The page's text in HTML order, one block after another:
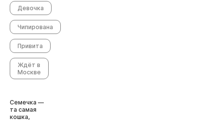
Девочка
Чипирована
Привита
Ждёт в
Москве
Семечка —
та самая
кошка,